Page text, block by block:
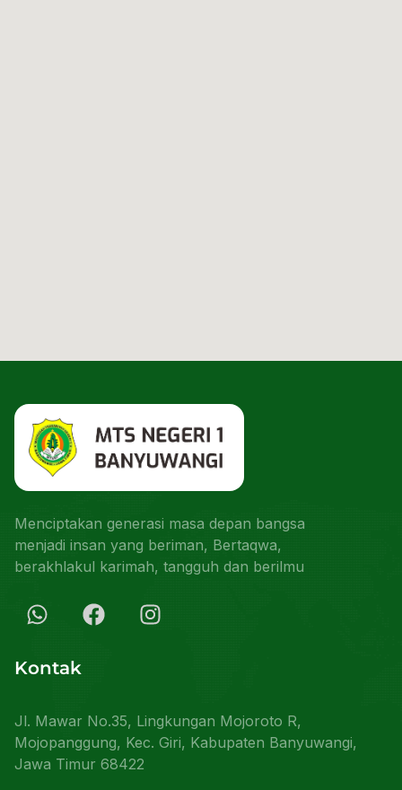
Menciptakan generasi masa depan bangsa
menjadi insan yang beriman, Bertaqwa,
berakhlakul karimah, tangguh dan berilmu
Kontak
Jl. Mawar No.35, Lingkungan Mojoroto R,
Mojopanggung, Kec. Giri, Kabupaten Banyuwangi,
Jawa Timur 68422